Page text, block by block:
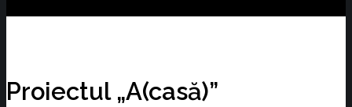
Proiectul „A(casă)”